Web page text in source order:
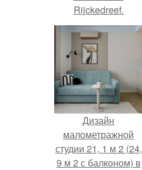
Rijckedreef.
Дизайн
малометражной
студии 21, 1 м 2 (24,
9 м 2 с балконом) в